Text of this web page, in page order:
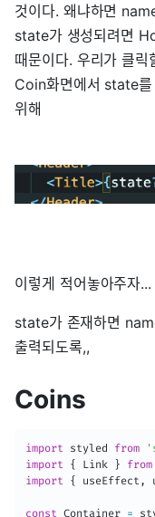
것이다. 왜냐하면
state가 생성되려면
때문이다. 우리가 클
Coin화면에서 state를
위해
이렇게 적어놓아주자...
state가 존재하면
출력되도록,,
Coins
import styled from
import
{ Link } from
import
{ useEffect ,
const Container =